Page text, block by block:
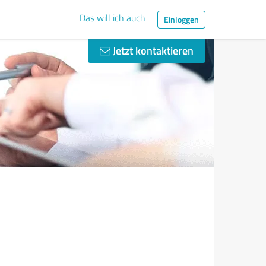
Das will ich auch Einloggen
Jetzt kontaktieren